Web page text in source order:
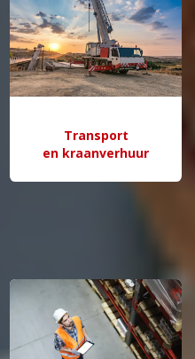
Transport
en kraanverhuur